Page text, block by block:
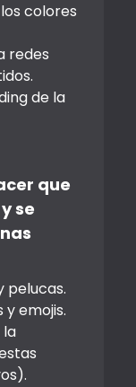
colores
redes
de la
que
se
pelucas.
emojis.
la